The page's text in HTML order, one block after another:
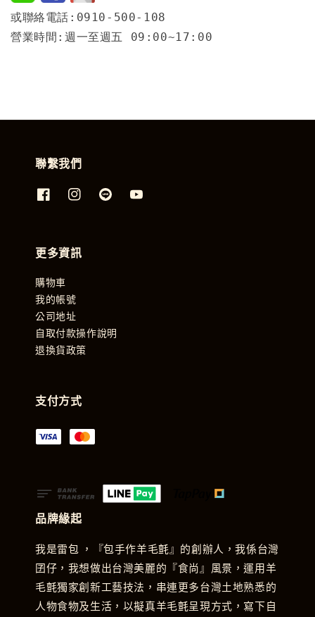
或聯絡電話:0910-500-108
營業時間:週一至週五 09:00~17:00
聯繫我們
更多資訊
購物車
我的帳號
公司地址
自取付款操作說明
退換貨政策
支付方式
品牌緣起
我是雷包 ，『包手作羊毛氈』的創辦人，我係台灣
囝仔，我想做出台灣美麗的『食尚』風景，運用羊
毛氈獨家創新工藝技法，串連更多台灣土地熟悉的
人物食物及生活，以擬真羊毛氈呈現方式，寫下自